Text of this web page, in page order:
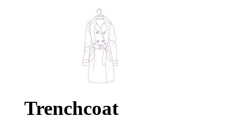
Trenchcoat